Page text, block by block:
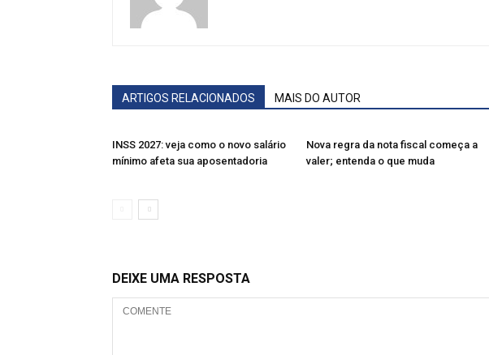
ARTIGOS RELACIONADOS MAIS DO AUTOR
INSS 2027: veja como o novo salário
mínimo afeta sua aposentadoria
Nova regra da nota fiscal começa a
valer; entenda o que muda
DEIXE UMA RESPOSTA